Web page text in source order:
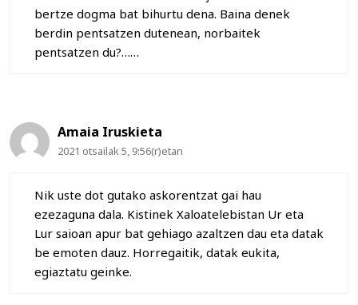
bertze dogma bat bihurtu dena. Baina denek
berdin pentsatzen dutenean, norbaitek
pentsatzen du?……
Amaia Iruskieta
2021 otsailak 5, 9:56(r)etan
Nik uste dot gutako askorentzat gai hau
ezezaguna dala. Kistinek Xaloatelebistan Ur eta
Lur saioan apur bat gehiago azaltzen dau eta datak
be emoten dauz. Horregaitik, datak eukita,
egiaztatu geinke.